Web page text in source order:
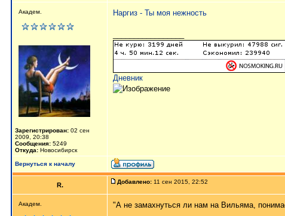
Академ.
Зарегистрирован: 02 сен
2009, 20:38
Сообщения: 5249
Откуда: Новосибирск
Наргиз - Ты моя нежность
Дневник
Вернуться к началу
R. Добавлено: 11 сен 2015, 22:52
Академ. "А не замахнуться ли нам на Вильяма,